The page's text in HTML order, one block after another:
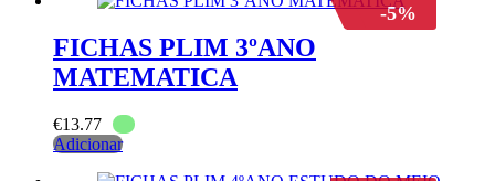
-5%
FICHAS PLIM 3ºANO
MATEMATICA
€13.77
Adicionar